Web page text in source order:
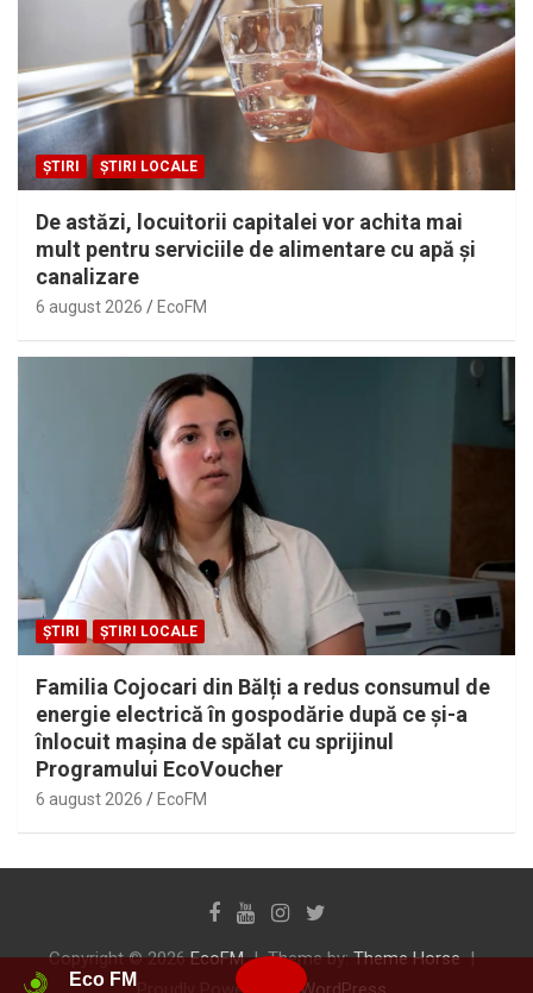
ȘTIRI ȘTIRI LOCALE
De astăzi, locuitorii capitalei vor achita mai
mult pentru serviciile de alimentare cu apă și
canalizare
6 august 2026 EcoFM
ȘTIRI ȘTIRI LOCALE
Familia Cojocari din Bălți a redus consumul de
energie electrică în gospodărie după ce și-a
înlocuit mașina de spălat cu sprijinul
Programului EcoVoucher
6 august 2026 EcoFM
Copyright © 2026EcoFM Theme by:Theme Horse
Eco FM